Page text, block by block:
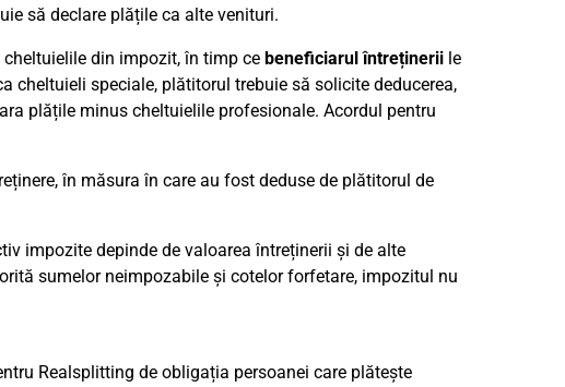
să declare plățile ca alte venituri.
din impozit, în timp ce beneficiarul întrețineriile
cheltuieli speciale, plătitorul trebuie să solicite deducerea,
plățile minus cheltuielile profesionale. Acordul pentru
în măsura în care au fost deduse de plătitorul de
impozite depinde de valoarea întreținerii și de alte
sumelor neimpozabile și cotelor forfetare, impozitul nu
Realsplitting de obligația persoanei care plătește